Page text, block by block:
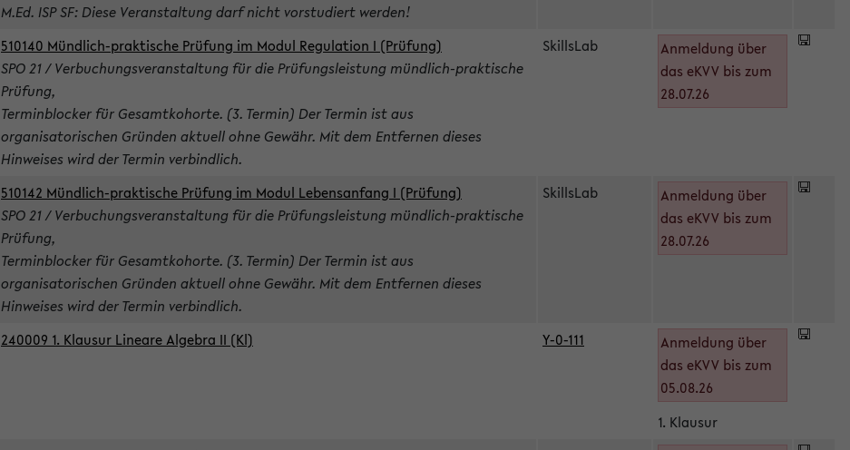
M.Ed. ISP SF: Diese Veranstaltung darf nicht vorstudiert werden!
510140 Mündlich-praktische Prüfung im Modul Regulation I (Prüfung)
SPO 21 / Verbuchungsveranstaltung für die Prüfungsleistung mündlich-praktische
Prüfung,
Terminblocker für Gesamtkohorte. (3. Termin) Der Termin ist aus
organisatorischen Gründen aktuell ohne Gewähr. Mit dem Entfernen dieses
Hinweises wird der Termin verbindlich.
SkillsLab
Anmeldung über
das eKVV bis zum
28.07.26
510142 Mündlich-praktische Prüfung im Modul Lebensanfang I (Prüfung)
SPO 21 / Verbuchungsveranstaltung für die Prüfungsleistung mündlich-praktische
Prüfung,
Terminblocker für Gesamtkohorte. (3. Termin) Der Termin ist aus
organisatorischen Gründen aktuell ohne Gewähr. Mit dem Entfernen dieses
Hinweises wird der Termin verbindlich.
SkillsLab
Anmeldung über
das eKVV bis zum
28.07.26
240009 1. Klausur Lineare Algebra II (Kl) Y-0-111
Anmeldung über
das eKVV bis zum
05.08.26
1. Klausur